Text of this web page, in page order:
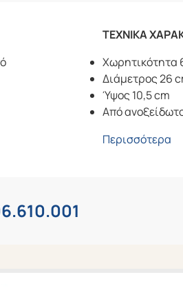
ΤΕΧΝΙΚΑ
Χωρητικότητα
Διάμετρος 26
Ύψος 10,5 cm
Aπό
Περισσότερα